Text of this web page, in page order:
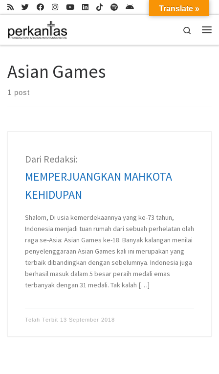
Skip to content
Search
Asian Games
1 post
Dari Redaksi:
MEMPERJUANGKAN MAHKOTA
KEHIDUPAN
Shalom, Di usia kemerdekaannya yang ke-73 tahun,
Indonesia menjadi tuan rumah dari sebuah perhelatan olah
raga se-Asia: Asian Games ke-18. Banyak kalangan menilai
penyelenggaraan Asian Games kali ini merupakan yang
terbaik dibandingkan dengan sebelumnya. Indonesia juga
berhasil masuk dalam 5 besar peraih medali emas
terbanyak dengan 31 medali. Tak kalah […]
Telah Terbit 13 September 2018
Translate »